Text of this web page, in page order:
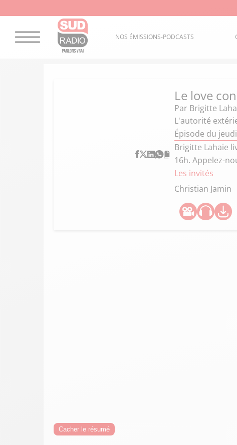
NOS ÉMISSIONS-PODCASTS
Le love
Par Brigitte
L'autorité
Épisode du
Brigitte Lahaie
16h. Appelez-
Les invités
Christian Jamin
Cacher le résumé